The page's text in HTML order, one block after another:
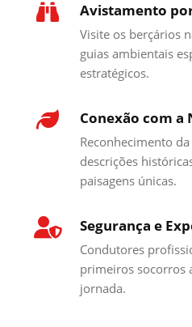
Avistamento
Visite os berçários
guias ambientais
estratégicos.
Conexão com a
Reconhecimento
descrições
paisagens únicas.
Segurança e
Condutores
primeiros socorros
jornada.